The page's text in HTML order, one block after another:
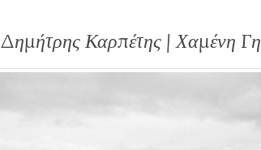
Δημήτρης Καρπέτης | Χαμένη Γη